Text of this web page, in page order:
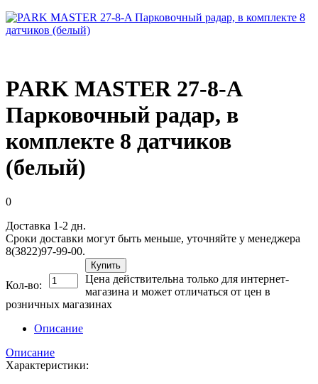
PARK MASTER 27-8-A
Парковочный радар, в
комплекте 8 датчиков
(белый)
0
Доставка 1-2 дн.
Сроки доставки могут быть меньше, уточняйте у менеджера
8(3822)97-99-00.
Кол-во:
Купить
Цена действительна только для интернет-
магазина и может отличаться от цен в
розничных магазинах
Описание
Описание
Характеристики: